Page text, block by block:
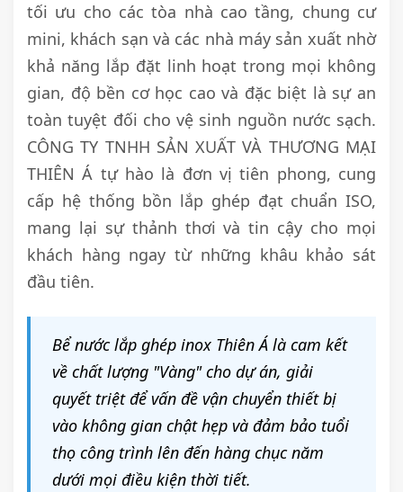
tối ưu cho các tòa nhà cao tầng, chung cư
mini, khách sạn và các nhà máy sản xuất nhờ
khả năng lắp đặt linh hoạt trong mọi không
gian, độ bền cơ học cao và đặc biệt là sự an
toàn tuyệt đối cho vệ sinh nguồn nước sạch.
CÔNG TY TNHH SẢN XUẤT VÀ THƯƠNG MẠI
THIÊN Á tự hào là đơn vị tiên phong, cung
cấp hệ thống bồn lắp ghép đạt chuẩn ISO,
mang lại sự thảnh thơi và tin cậy cho mọi
khách hàng ngay từ những khâu khảo sát
đầu tiên.
Bể nước lắp ghép inox Thiên Á là cam kết
về chất lượng "Vàng" cho dự án, giải
quyết triệt để vấn đề vận chuyển thiết bị
vào không gian chật hẹp và đảm bảo tuổi
thọ công trình lên đến hàng chục năm
dưới mọi điều kiện thời tiết.